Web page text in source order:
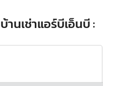
นเช่าแอร์บีเอ็นบี :